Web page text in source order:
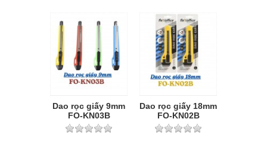
Dao rọc giấy 9mm
FO-KN03B
Dao rọc giấy 18mm
FO-KN02B